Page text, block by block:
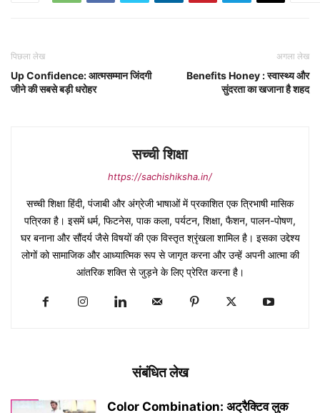
पिछला लेख
Up Confidence: आत्मसम्मान जिंदगी
जीने की सबसे बड़ी धरोहर
अगला लेख
Benefits Honey : स्वास्थ्य और
सुंदरता का खजाना है शहद
सच्ची शिक्षा
https://sachishiksha.in/
सच्ची शिक्षा हिंदी, पंजाबी और अंग्रेजी भाषाओं में प्रकाशित एक त्रिभाषी मासिक
पत्रिका है। इसमें धर्म, फिटनेस, पाक कला, पर्यटन, शिक्षा, फैशन, पालन-पोषण,
घर बनाना और सौंदर्य जैसे विषयों की एक विस्तृत श्रृंखला शामिल है। इसका उद्देश्य
लोगों को सामाजिक और आध्यात्मिक रूप से जागृत करना और उन्हें अपनी आत्मा की
आंतरिक शक्ति से जुड़ने के लिए प्रेरित करना है।
संबंधित लेख
Color Combination: अट्रैक्टिव लुक